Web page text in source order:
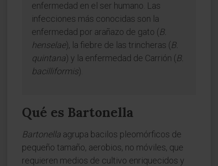
enfermedad en el ser humano. Las
infecciones más conocidas son la
enfermedad por arañazo de gato (B.
henselae), la fiebre de las trincheras (B.
quintana) y la enfermedad de Carrión (B.
bacilliformis).
Qué es Bartonella
Bartonella agrupa bacilos pleomórficos de
pequeño tamaño, aerobios, no móviles, que
requieren medios de cultivo enriquecidos y